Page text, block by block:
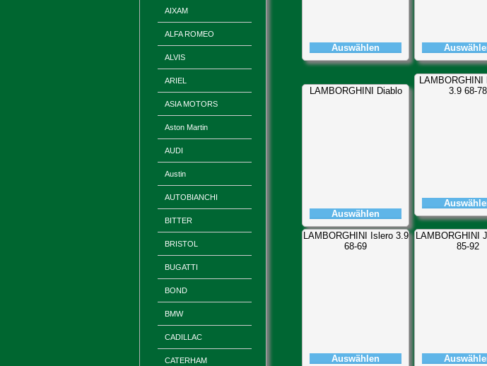
Auswählen
LAMBORGHINI Diablo
Auswählen
LAMBORGHINI
3.9 68-78
LAMBORGHINI Islero 3.9
68-69
Auswählen
LAMBORGHINI
85-92
AIXAM
ALFA ROMEO
ALVIS
ARIEL
ASIA MOTORS
Aston Martin
AUDI
Austin
AUTOBIANCHI
BITTER
BRISTOL
BUGATTI
BOND
BMW
CADILLAC
CATERHAM